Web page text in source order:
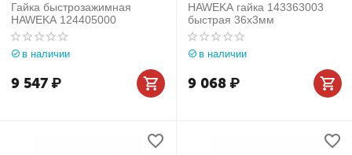
Гайка быстрозажимная
HAWEKA 124405000
в наличии
9 547₽
HAWEKA гайка 143363003
быстрая 36х3мм
в наличии
9 068₽